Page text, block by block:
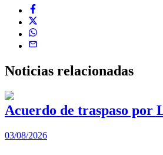
Noticias relacionadas
Acuerdo de traspaso por
03/08/2026